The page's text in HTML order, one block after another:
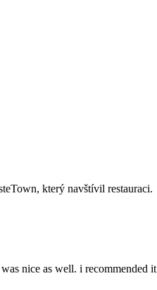
který navštívil restauraci.
nice as well. i recommended it